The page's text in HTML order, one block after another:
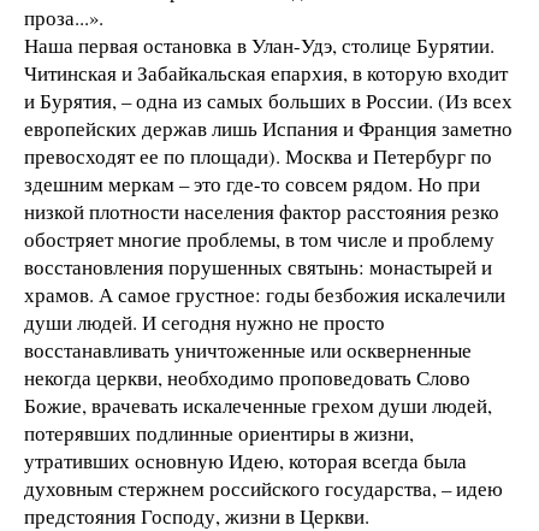
проза...».
Наша первая остановка в Улан-Удэ, столице Бурятии.
Читинская и Забайкальская епархия, в которую входит
и Бурятия, – одна из самых больших в России. (Из всех
европейских держав лишь Испания и Франция заметно
превосходят ее по площади). Москва и Петербург по
здешним меркам – это где-то совсем рядом. Но при
низкой плотности населения фактор расстояния резко
обостряет многие проблемы, в том числе и проблему
восстановления порушенных святынь: монастырей и
храмов. А самое грустное: годы безбожия искалечили
души людей. И сегодня нужно не просто
восстанавливать уничтоженные или оскверненные
некогда церкви, необходимо проповедовать Слово
Божие, врачевать искалеченные грехом души людей,
потерявших подлинные ориентиры в жизни,
утративших основную Идею, которая всегда была
духовным стержнем российского государства, – идею
предстояния Господу, жизни в Церкви.